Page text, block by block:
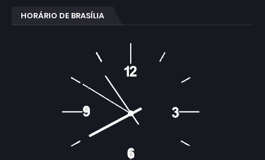
HORÁRIO DE BRASÍLIA